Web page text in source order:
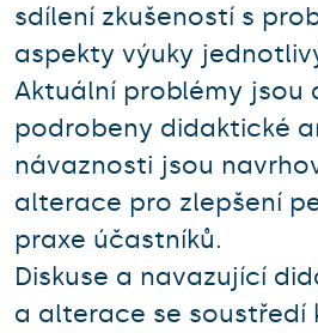
sdílení zkušeností s
aspekty výuky
Aktuální problémy jsou
podrobeny didaktické
návaznosti jsou
alterace pro zlepšení
praxe účastníků.
Diskuse a navazující
a alterace se soustředí